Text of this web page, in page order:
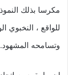
مكرسا بذلك
للواقع ، النخبوي
وتسامحه المشهود.